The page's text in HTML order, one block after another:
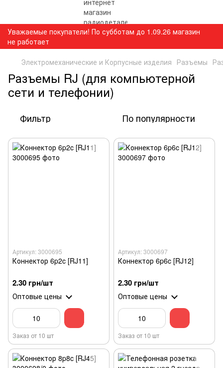
Уважаемые покупатели! По субботам до 1.09.26 магазин
не работает
Электромеханические и Корпусные изделия Разъемы
Разъемы RJ (для компьютерной
сети и телефонии)
Фильтр По популярности
Артикул: 3000695
Коннектор 6p2c [RJ11]
2.30 грн/шт
Оптовые цены
Заказ от 10 шт
Артикул: 3000697
Коннектор 6p6c [RJ12]
2.30 грн/шт
Оптовые цены
Заказ от 10 шт